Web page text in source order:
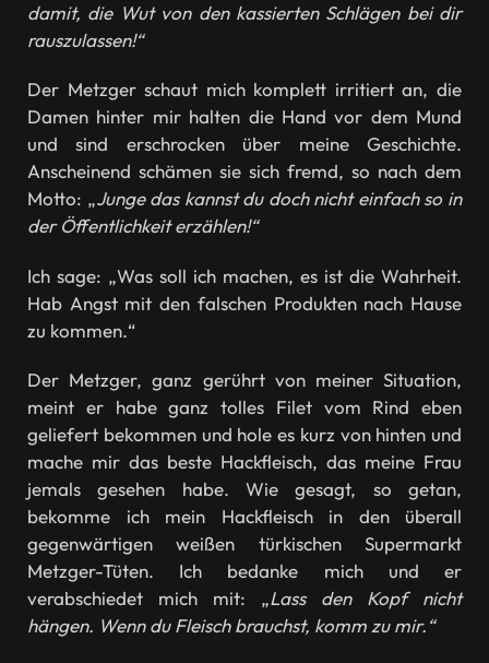
damit, die Wut von den kassierten Schlägen bei dir
rauszulassen!“
Der Metzger schaut mich komplett irritiert an, die
Damen hinter mir halten die Hand vor dem Mund
und sind erschrocken über meine Geschichte.
Anscheinend schämen sie sich fremd, so nach dem
Motto: „Junge das kannst du doch nicht einfach so in
der Öffentlichkeit erzählen!“
Ich sage: „Was soll ich machen, es ist die Wahrheit.
Hab Angst mit den falschen Produkten nach Hause
zu kommen.“
Der Metzger, ganz gerührt von meiner Situation,
meint er habe ganz tolles Filet vom Rind eben
geliefert bekommen und hole es kurz von hinten und
mache mir das beste Hackfleisch, das meine Frau
jemals gesehen habe. Wie gesagt, so getan,
bekomme ich mein Hackfleisch in den überall
gegenwärtigen weißen türkischen Supermarkt
Metzger-Tüten. Ich bedanke mich und er
verabschiedet mich mit: „Lass den Kopf nicht
hängen. Wenn du Fleisch brauchst, komm zu mir.“